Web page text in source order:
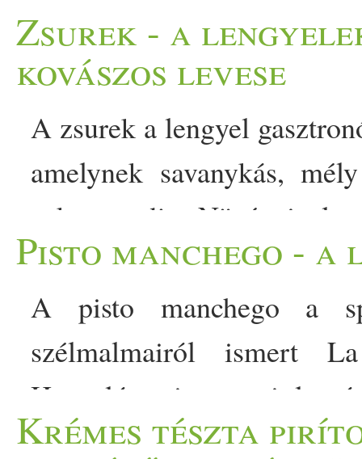
Zsurek - a
kovászos levese
A zsurek a lengyel
amelynek savanykás,
zakwas adja. Növényi
kolbász és a tojás helyett
babbal készítjük. A lengyel
a zsurek (żurek) első
Miután azonban mi,
- a lengyelek savanykás
Pisto manchego -
A pisto manchego a
szélmalmairól ismert
Hasonló, mint a mi
édesebb, mivel hosszan
Krémes tészta